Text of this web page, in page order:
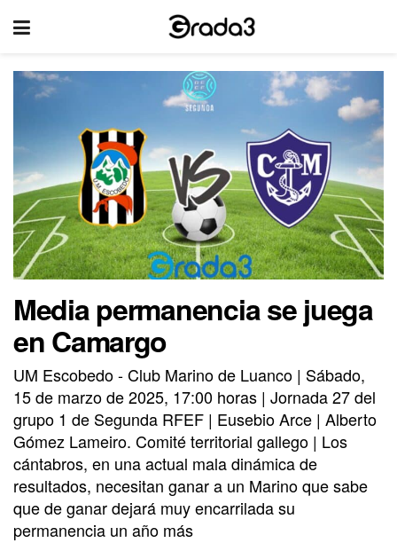
Media permanencia se juega
en Camargo
UM Escobedo - Club Marino de Luanco | Sábado,
15 de marzo de 2025, 17:00 horas | Jornada 27 del
grupo 1 de Segunda RFEF | Eusebio Arce | Alberto
Gómez Lameiro. Comité territorial gallego | Los
cántabros, en una actual mala dinámica de
resultados, necesitan ganar a un Marino que sabe
que de ganar dejará muy encarrilada su
permanencia un año más